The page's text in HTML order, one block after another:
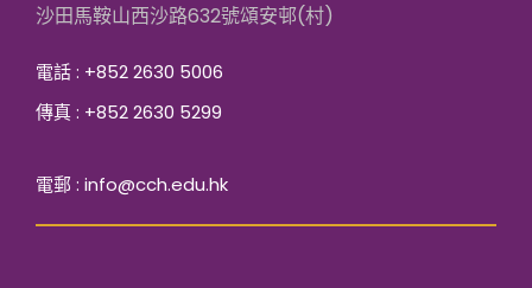
沙田馬鞍山西沙路632號頌安邨(村)
電話 : +852 2630 5006
傳真 : +852 2630 5299
電郵 : info@cch.edu.hk